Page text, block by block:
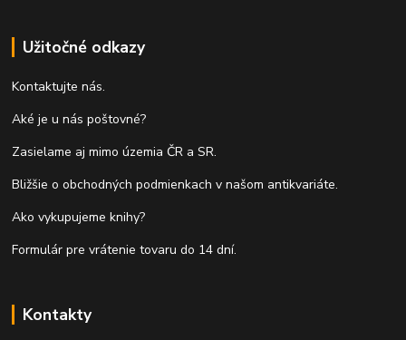
Užitočné odkazy
Kontaktujte nás.
Aké je u nás poštovné?
Zasielame aj mimo územia ČR a SR.
Bližšie o obchodných podmienkach v našom antikvariáte.
Ako vykupujeme knihy?
Formulár pre vrátenie tovaru do 14 dní.
Kontakty